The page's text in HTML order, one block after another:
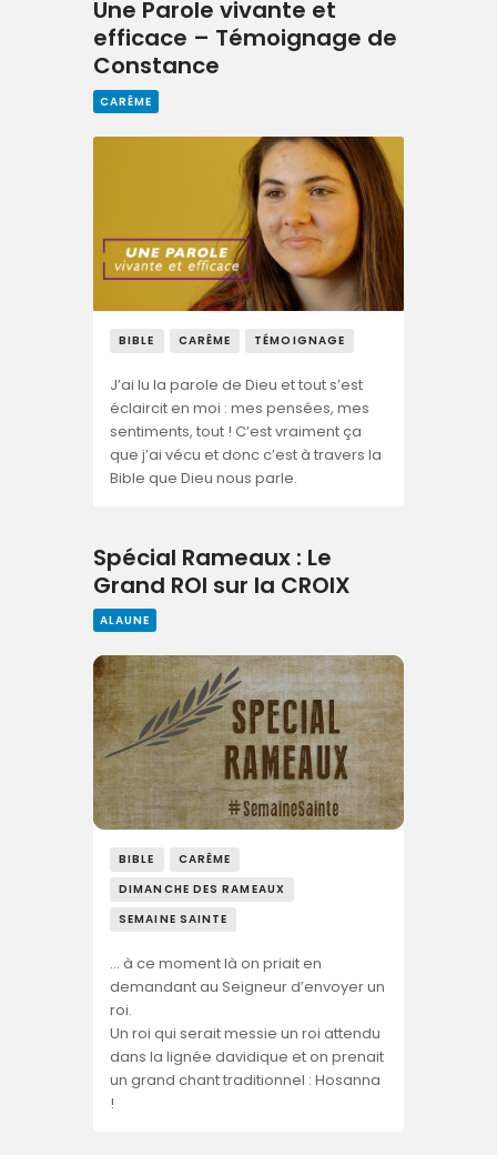
Une Parole vivante et
efficace – Témoignage de
Constance
CARÊME
BIBLE CARÊME TÉMOIGNAGE
J’ai lu la parole de Dieu et tout s’est
éclaircit en moi : mes pensées, mes
sentiments, tout ! C’est vraiment ça
que j’ai vécu et donc c’est à travers la
Bible que Dieu nous parle.
Spécial Rameaux : Le
Grand ROI sur la CROIX
ALAUNE
BIBLE
CARÊME
DIMANCHE DES RAMEAUX
SEMAINE SAINTE
… à ce moment là on priait en
demandant au Seigneur d’envoyer un
roi.
Un roi qui serait messie un roi attendu
dans la lignée davidique et on prenait
un grand chant traditionnel : Hosanna
!